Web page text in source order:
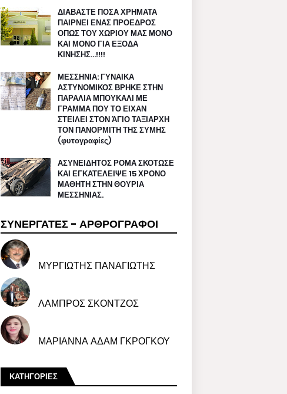
ΔΙΑΒΑΣΤΕ ΠΟΣΑ ΧΡΗΜΑΤΑ
ΠΑΙΡΝΕΙ ΕΝΑΣ ΠΡΟΕΔΡΟΣ
ΟΠΩΣ ΤΟΥ ΧΩΡΙΟΥ ΜΑΣ ΜΟΝΟ
ΚΑΙ ΜΟΝΟ ΓΙΑ ΕΞΟΔΑ
ΚΙΝΗΣΗΣ…!!!!
ΜΕΣΣΗΝΙΑ: ΓΥΝΑΙΚΑ
ΑΣΤΥΝΟΜΙΚΟΣ ΒΡΗΚΕ ΣΤΗΝ
ΠΑΡΑΛΙΑ ΜΠΟΥΚΑΛΙ ΜΕ
ΓΡΑΜΜΑ ΠΟΥ ΤΟ ΕΙΧΑΝ
ΣΤΕΙΛΕΙ ΣΤΟΝ ΆΓΙΟ ΤΑΞΙΑΡΧΗ
ΤΟΝ ΠΑΝΟΡΜΙΤΗ ΤΗΣ ΣΥΜΗΣ
(φυτογραφίες)
ΑΣΥΝΕΙΔΗΤΟΣ ΡΟΜΑ ΣΚΟΤΩΣΕ
ΚΑΙ ΕΓΚΑΤΕΛΕΙΨΕ 15 ΧΡΟΝΟ
ΜΑΘΗΤΗ ΣΤΗΝ ΘΟΥΡΙΑ
ΜΕΣΣΗΝΙΑΣ.
ΣΥΝΕΡΓΑΤΕΣ - ΑΡΘΡΟΓΡΑΦΟΙ
ΜΥΡΓΙΩΤΗΣ ΠΑΝΑΓΙΩΤΗΣ
ΛΑΜΠΡΟΣ ΣΚΟΝΤΖΟΣ
ΜΑΡΙΑΝΝΑ ΑΔΑΜ ΓΚΡΟΓΚΟΥ
ΚΑΤΗΓΟΡΙΕΣ